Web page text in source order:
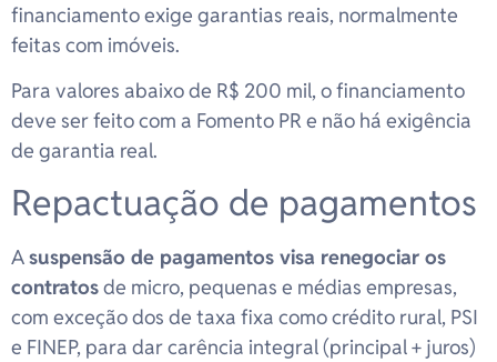
financiamento exige garantias reais, normalmente
feitas com imóveis.
Para valores abaixo de R$ 200 mil, o financiamento
deve ser feito com a Fomento PR e não há exigência
de garantia real.
Repactuação de pagamentos
Asuspensão de pagamentos visa renegociar os
contratosde micro, pequenas e médias empresas,
com exceção dos de taxa fixa como crédito rural, PSI
e FINEP, para dar carência integral (principal + juros)